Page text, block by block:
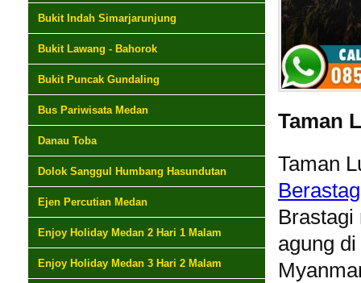
Bukit Indah Simarjarunjung
Bukit Lawang - Bahorok
Bukit Puncak Gundaling
Bus Pariwisata Medan
Danau Toba
Dolok Sanggul Humbang Hasundutan
Ejen Percutian Medan
Enjoy Holiday Medan 2 Hari 1 Malam
Enjoy Holiday Medan 3 Hari 2 Malam
Taman
Taman
Brastagi
agung